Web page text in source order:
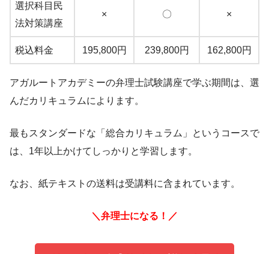
選択科目民
法対策講座
× 〇 ×
税込料金 195,800円 239,800円 162,800円
アガルートアカデミーの弁理士試験講座で学ぶ期間は、選
んだカリキュラムによります。
最もスタンダードな「総合カリキュラム」というコースで
は、1年以上かけてしっかりと学習します。
なお、紙テキストの送料は受講料に含まれています。
＼弁理士になる！／